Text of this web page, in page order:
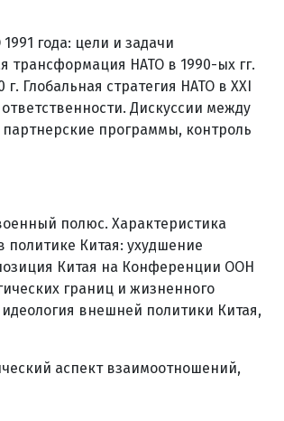
года: цели и задачи
трансформация НАТО в 1990-ых гг.
Глобальная стратегия НАТО в XXI
Дискуссии между
программы, контроль
полюс. Характеристика
политике Китая: ухудшение
Китая на Конференции ООН
границ и жизненного
внешней политики Китая,
аспект взаимоотношений,